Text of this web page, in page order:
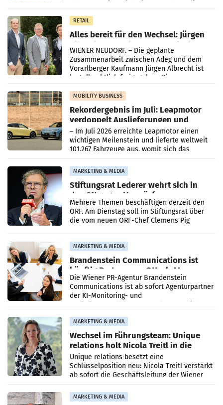
RETAIL
Alles bereit für den Wechsel: Jürgen
Albrecht setzt ab 1.1.2027 auf Adeg
WIENER NEUDORF. – Die geplante
Zusammenarbeit zwischen Adeg und dem
Vorarlberger Kaufmann Jürgen Albrecht ist
kartellrechtlich freigegeben: Die
Bundeswettbewerbsbehörde und der
Bundeskartellanwalt
MOBILITY BUSINESS
Rekordergebnis im Juli: Leapmotor
verdoppelt Auslieferungen und
überschreitet die 100.000er-Marke
– Im Juli 2026 erreichte Leapmotor einen
wichtigen Meilenstein und lieferte weltweit
101.267 Fahrzeuge aus, womit sich das
Ergebnis gegenüber Juli 2025 mehr als
verdoppelte (+102
MARKETING & MEDIA
Stiftungsrat Lederer wehrt sich in
den SN gegen Vorwürfe
Mehrere Themen beschäftigen derzeit den
ORF. Am Dienstag soll im Stiftungsrat über
die vom neuen ORF-Chef Clemens Pig
MARKETING & MEDIA
Brandenstein Communications ist
künftig Partner von OtterlyAI
Die Wiener PR-Agentur Brandenstein
Communications ist ab sofort Agenturpartner
der KI-Monitoring- und
MARKETING & MEDIA
Wechsel im Führungsteam: Unique
relations holt Nicola Treitl in die
Geschäftsleitung
Unique relations besetzt eine
Schlüsselposition neu: Nicola Treitl verstärkt
ab sofort die Geschäftsleitung der Wiener
PR-Agentur an der Seite von Josef Kalina und
Anna Kalina-Mahr.
MARKETING & MEDIA